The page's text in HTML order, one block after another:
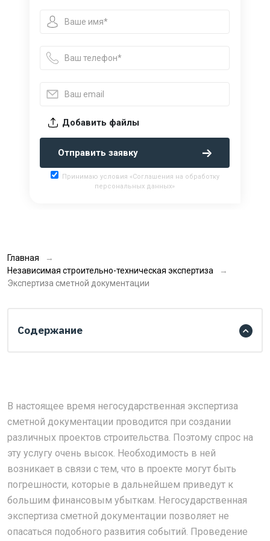
Добавить файлы
Отправить заявку
Принимаю условия «Соглашения на обработку
персональных данных»
Главная
Независимая строительно-техническая экспертиза
Экспертиза сметной документации
Содержание
В настоящее время негосударственная экспертиза
сметной документации проводится при создании
различных проектов строительства. Поэтому спрос на
эту услугу очень высок. Необходимость в ней
возникает в связи с тем, что в проекте могут быть
погрешности, которые в дальнейшем приведут к
большим финансовым убыткам. Негосударственная
экспертиза сметной документации позволяет не
опасаться подобного развития событий. Проведение